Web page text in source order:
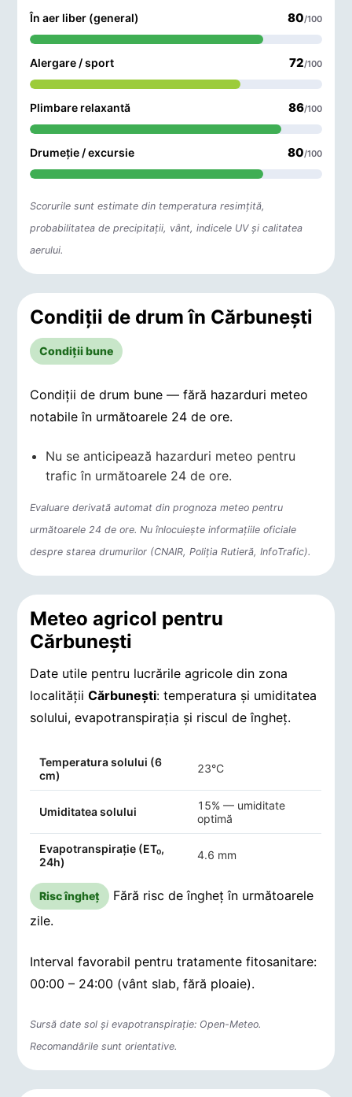
În aer liber (general) 80/100
Alergare / sport 72/100
Plimbare relaxantă 86/100
Drumeție / excursie 80/100
Scorurile sunt estimate din temperatura resimțită,
probabilitatea de precipitații, vânt, indicele UV și calitatea
aerului.
Condiții de drum în Cărbuneşti
Condiții bune
Condiții de drum bune — fără hazarduri meteo
notabile în următoarele 24 de ore.
Nu se anticipează hazarduri meteo pentru
trafic în următoarele 24 de ore.
Evaluare derivată automat din prognoza meteo pentru
următoarele 24 de ore. Nu înlocuiește informațiile oficiale
despre starea drumurilor (CNAIR, Poliția Rutieră, InfoTrafic).
Meteo agricol pentru
Cărbuneşti
Date utile pentru lucrările agricole din zona
localitățiiCărbuneşti: temperatura și umiditatea
solului, evapotranspirația și riscul de îngheț.
Indicatori agro-meteorologici pentru Cărbuneşti
Temperatura solului (6
cm)
23°C
Umiditatea solului
15% — umiditate
optimă
Evapotranspirație (ET₀,
24h)
4.6 mm
Risc îngheț
Fără risc de îngheț în următoarele
zile.
Interval favorabil pentru tratamente fitosanitare:
00:00 – 24:00 (vânt slab, fără ploaie).
Sursă date sol și evapotranspirație: Open-Meteo.
Recomandările sunt orientative.